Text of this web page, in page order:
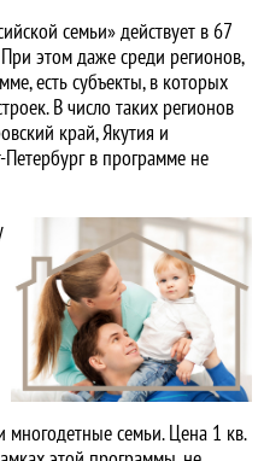
семьи» действует в 67
этом даже среди регионов,
есть субъекты, в которых
В число таких регионов
край, Якутия и
в программе не
многодетные семьи. Цена 1 кв.